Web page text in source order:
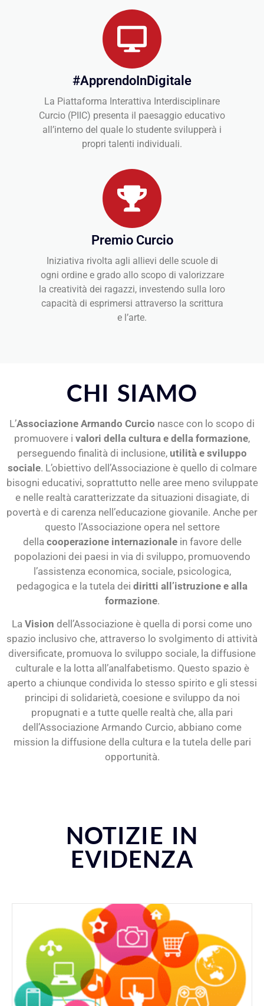
#ApprendoInDigitale
La Piattaforma Interattiva Interdisciplinare
Curcio (PIIC) presenta il paesaggio educativo
all’interno del quale lo studente svilupperà i
propri talenti individuali.
Premio Curcio
Iniziativa rivolta agli allievi delle scuole di
ogni ordine e grado allo scopo di valorizzare
la creatività dei ragazzi, investendo sulla loro
capacità di esprimersi attraverso la scrittura
e l’arte.
CHI SIAMO
L’Associazione Armando Curcio nasce con lo scopo di
promuovere i valori della cultura e della formazione,
perseguendo finalità di inclusione, utilità e sviluppo
sociale. L’obiettivo dell’Associazione è quello di colmare
bisogni educativi, soprattutto nelle aree meno sviluppate
e nelle realtà caratterizzate da situazioni disagiate, di
povertà e di carenza nell’educazione giovanile. Anche per
questo l’Associazione opera nel settore
della cooperazione internazionalein favore delle
popolazioni dei paesi in via di sviluppo, promuovendo
l’assistenza economica, sociale, psicologica,
pedagogica e la tutela dei diritti all’istruzione e alla
formazione.
La Vision dell’Associazione è quella di porsi come uno
spazio inclusivo che, attraverso lo svolgimento di attività
diversificate, promuova lo sviluppo sociale, la diffusione
culturale e la lotta all’analfabetismo. Questo spazio è
aperto a chiunque condivida lo stesso spirito e gli stessi
principi di solidarietà, coesione e sviluppo da noi
propugnati e a tutte quelle realtà che, alla pari
dell’Associazione Armando Curcio, abbiano come
mission la diffusione della cultura e la tutela delle pari
opportunità.
NOTIZIE IN
EVIDENZA